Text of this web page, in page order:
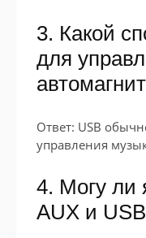
3. Какой
для
Ответ: USB
управления
4. Могу ли
AUX и